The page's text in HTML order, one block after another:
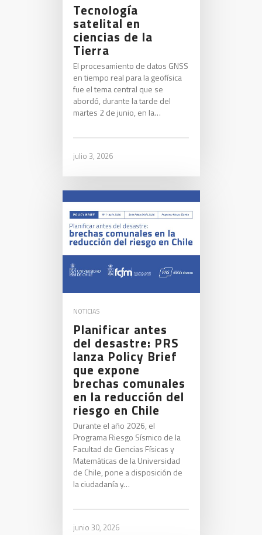
Tecnología
satelital en
ciencias de la
Tierra
El procesamiento de datos GNSS
en tiempo real para la geofísica
fue el tema central que se
abordó, durante la tarde del
martes 2 de junio, en la…
julio 3, 2026
NOTICIAS
Planificar antes
del desastre: PRS
lanza Policy Brief
que expone
brechas comunales
en la reducción del
riesgo en Chile
Durante el año 2026, el
Programa Riesgo Sísmico de la
Facultad de Ciencias Físicas y
Matemáticas de la Universidad
de Chile, pone a disposición de
la ciudadanía y…
junio 30, 2026